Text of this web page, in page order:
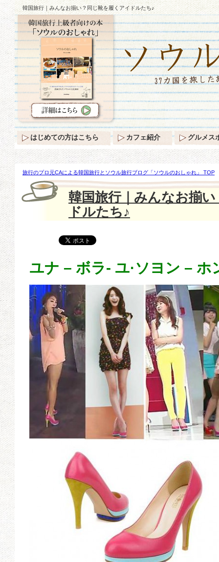
韓国旅行｜みんなお揃い？同じ靴を履くアイドルたち♪
旅行のプロ元CAによる韓国旅行とソウル旅行ブログ「ソウルのおしゃれ」 TOP
を履くアイドルたち♪
韓国旅行｜みんなお揃
ドルたち♪
ユナ – ボラ- ユ·ソヨン –
はじめての方はこちら カフェ紹介 グルメス